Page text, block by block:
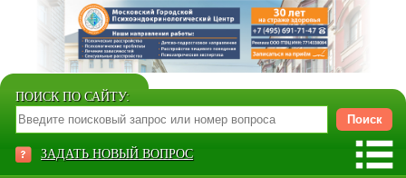
ПОИСК ПО САЙТУ:
ЗАДАТЬ НОВЫЙ ВОПРОС